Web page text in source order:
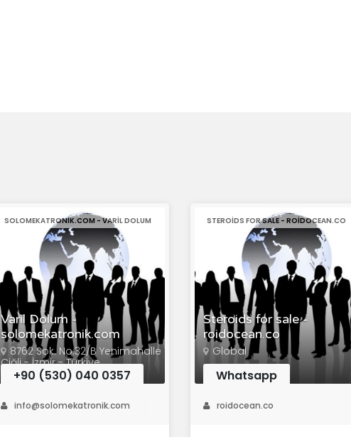
Varil Dolum -
solomekatronik.com
SOLOMEKATRONIK.COM - VARIL DOLUM
8762 Sok. No:32/B Yenimahalle
Çiğli - İzmir - Türkiye
+90 (530) 040 0357
info@solomekatronik.com
Steroids for sale -
roidocean.co
STEROIDS FOR SALE - ROIDOCEAN.CO
Global
Whatsapp
roidocean.co